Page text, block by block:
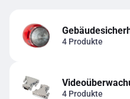
4 Produkte
4 Produkte